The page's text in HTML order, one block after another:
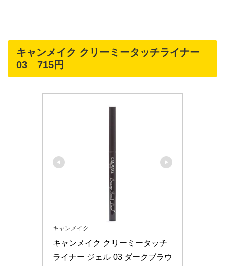
キャンメイク クリーミータッチライナー
03 715円
キャンメイク
キャンメイク クリーミータッチ
ライナー ジェル 03 ダークブラウ